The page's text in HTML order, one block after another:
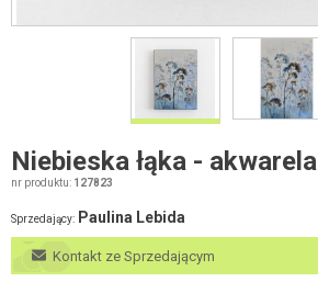
Niebieska łąka - akwarela
nr produktu: 127823
Sprzedający: Paulina Lebida
Kontakt ze Sprzedającym